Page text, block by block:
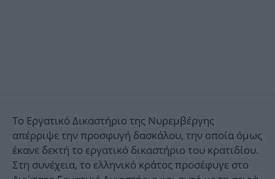
Το Εργατικό Δικαστήριο της Νυρεμβέργης
απέρριψε την προσφυγή δασκάλου, την οποία όμως
έκανε δεκτή το εργατικό δικαστήριο του κρατιδίου.
Στη συνέχεια, το ελληνικό κράτος προσέφυγε στο